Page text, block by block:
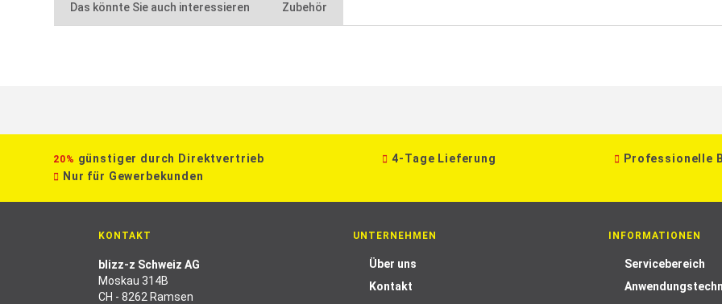
Das könnte Sie auch interessieren Zubehör
20% günstiger durch Direktvertrieb 4-Tage Lieferung Professionelle
Nur für Gewerbekunden
KONTAKT
blizz-z Schweiz AG
Moskau 314B
CH - 8262 Ramsen
UNTERNEHMEN
Über uns
Kontakt
INFORMATIONEN
Servicebereich